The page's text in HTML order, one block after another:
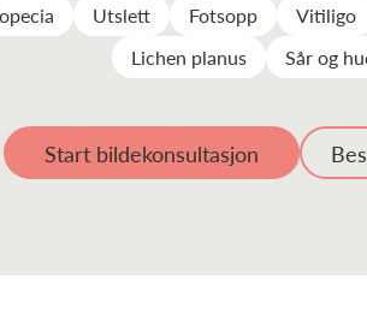
Utslett Fotsopp Vitiligo
Lichen planus
Sår og
Start bildekonsultasjon